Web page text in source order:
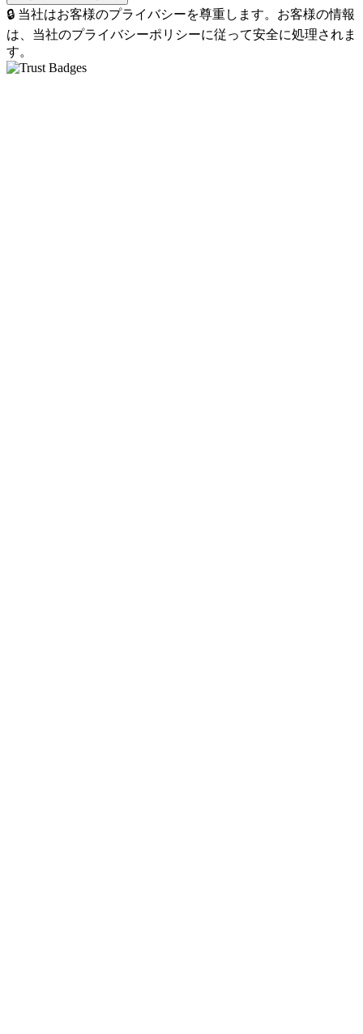
🔒 当社はお客様のプライバシーを尊重します。お客様の情報
は、当社のプライバシーポリシーに従って安全に処理されま
す。